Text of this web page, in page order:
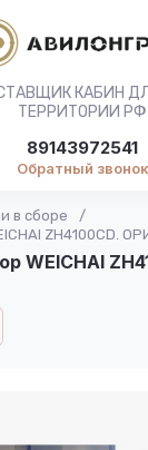
КАБИН
ТЕРРИТОРИИ РФ
89143972541
Обратный звонок
в сборе
/
ZH4100CD.
WEICHAI